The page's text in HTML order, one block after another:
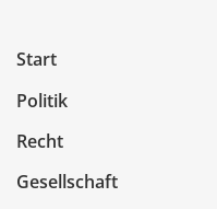
Start
Politik
Recht
Gesellschaft